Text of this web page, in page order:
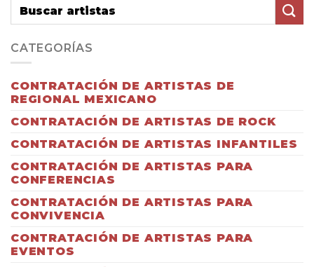
CATEGORÍAS
CONTRATACIÓN DE ARTISTAS DE
REGIONAL MEXICANO
CONTRATACIÓN DE ARTISTAS DE ROCK
CONTRATACIÓN DE ARTISTAS INFANTILES
CONTRATACIÓN DE ARTISTAS PARA
CONFERENCIAS
CONTRATACIÓN DE ARTISTAS PARA
CONVIVENCIA
CONTRATACIÓN DE ARTISTAS PARA
EVENTOS